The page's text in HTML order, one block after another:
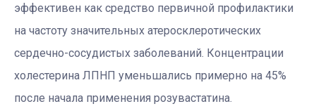
эффективен как средство первичной профилактики
на частоту значительных атеросклеротических
сердечно-сосудистых заболеваний. Концентрации
холестерина ЛПНП уменьшались примерно на 45%
после начала применения розувастатина.